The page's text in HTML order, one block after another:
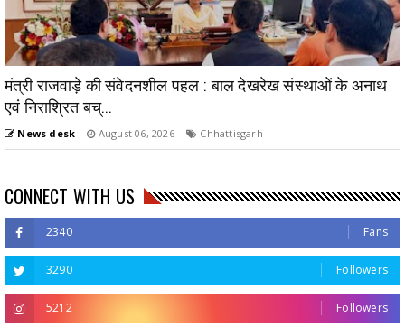
मंत्री राजवाड़े की संवेदनशील पहल : बाल देखरेख संस्थाओं के अनाथ
एवं निराश्रित बच्...
News desk August 06, 2026 Chhattisgarh
CONNECT WITH US
2340 Fans
3290 Followers
5212 Followers